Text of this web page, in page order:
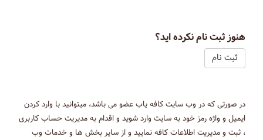
هنوز ثبت نام نکرده اید؟
ثبت نام
در صورتی که در وب سایت کافه یاب عضو می باشد، میتوانید با وارد کردن
ایمیل و واژه رمز خود به سایت وارد شوید و اقدام به مدیریت حساب کاربری
، ثبت و مدیریت اطلاعات کافه نمایید و از سایر بخش ها و خدمات وب